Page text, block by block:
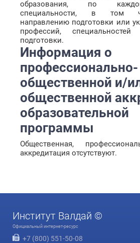
образования, по
специальности, в том
направлению подготовки или
профессий,
подготовки.
Информация о
профессионально-
общественной и/
общественной
образовательной
программы
Общественная,
аккредитация отсутствуют.
Институт Валдай ©
Официальный интернет-ресурс
+7 (800) 551-50-08